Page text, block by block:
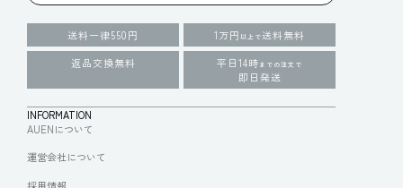
送料一律550円 1万円 以上で送料無料
返品交換無料
平日14時 までの注文で
即日発送
INFORMATION
AUENについて
運営会社について
採用情報